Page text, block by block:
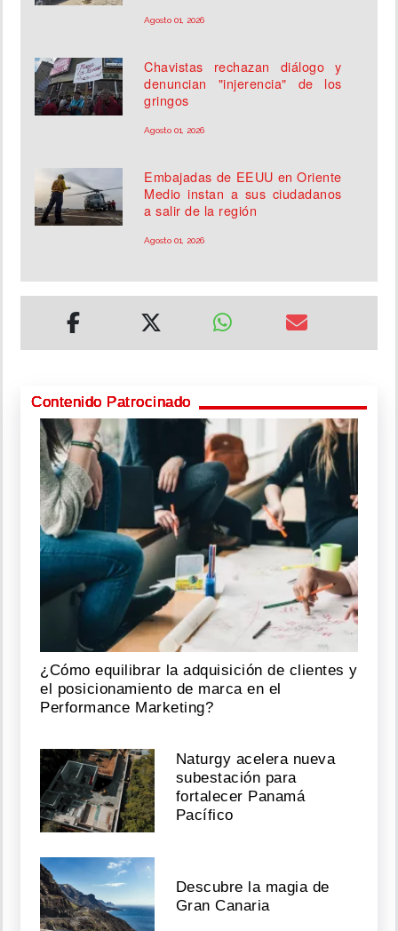
Agosto 01, 2026
Chavistas rechazan diálogo y
denuncian "injerencia" de los
gringos
Agosto 01, 2026
Embajadas de EEUU en Oriente
Medio instan a sus ciudadanos
a salir de la región
Agosto 01, 2026
Contenido Patrocinado
¿Cómo equilibrar la adquisición de clientes y
el posicionamiento de marca en el
Performance Marketing?
Naturgy acelera nueva
subestación para
fortalecer Panamá
Pacífico
Descubre la magia de
Gran Canaria